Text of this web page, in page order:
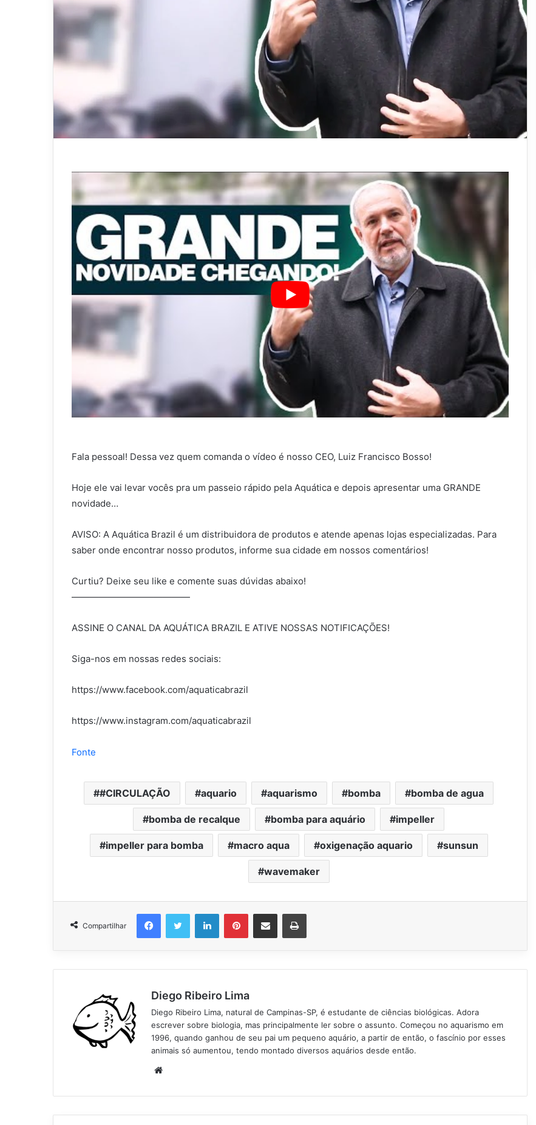
Fala pessoal! Dessa vez quem comanda o vídeo é nosso CEO, Luiz Francisco Bosso!
Hoje ele vai levar vocês pra um passeio rápido pela Aquática e depois apresentar uma GRANDE
novidade…
AVISO: A Aquática Brazil é um distribuidora de produtos e atende apenas lojas especializadas. Para
saber onde encontrar nosso produtos, informe sua cidade em nossos comentários!
Curtiu? Deixe seu like e comente suas dúvidas abaixo!
—————————————
ASSINE O CANAL DA AQUÁTICA BRAZIL E ATIVE NOSSAS NOTIFICAÇÕES!
Siga-nos em nossas redes sociais:
https://www.facebook.com/aquaticabrazil
https://www.instagram.com/aquaticabrazil
Fonte
#CIRCULAÇÃO aquario aquarismo bomba bomba de agua
bomba de recalque bomba para aquário impeller
impeller para bomba macro aqua oxigenação aquario sunsun
wavemaker
Compartilhar
FacebookTwitter LinkedinPinterestCompartilhar via e-mail Imprimir
Diego Ribeiro Lima
Diego Ribeiro Lima, natural de Campinas-SP, é estudante de ciências biológicas. Adora
escrever sobre biologia, mas principalmente ler sobre o assunto. Começou no aquarismo em
1996, quando ganhou de seu pai um pequeno aquário, a partir de então, o fascínio por esses
animais só aumentou, tendo montado diversos aquários desde então.
Website